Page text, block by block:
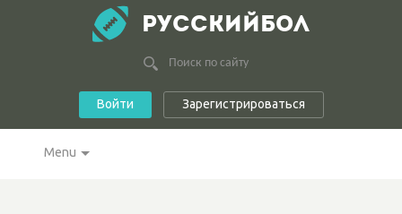
РУССКИЙБОЛ
Войти Зарегистрироваться
Menu